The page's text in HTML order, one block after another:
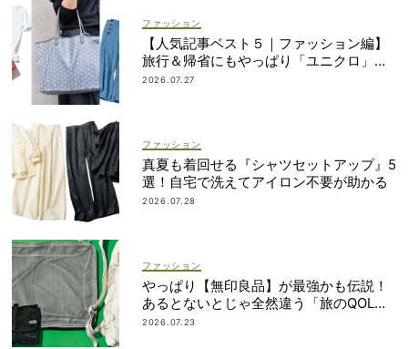
ファッション
【人気記事ベスト５｜ファッション編】
旅行＆帰省にもやっぱり「ユニクロ」が
最強説！
2026.07.27
ファッション
真夏も着回せる『シャツセットアップ』5
選！自宅で洗えてアイロン不要が助かる
2026.07.28
ファッション
やっぱり【無印良品】が最強かも伝説！
あるとないとじゃ全然違う「旅のQOL爆
上げアイテム」
2026.07.23